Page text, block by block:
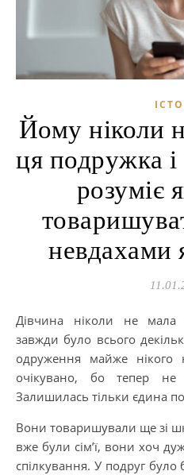
Йому ніколи
ця подружка і
розуміє
невдахами
Дівчина ніколи не мала велику кількість друзів,
завжди було всього
одруження майже
очікувано, бо тепер
Залишилась тільки єдина
Вони товаришували ще зі
вже були сім’ї, вони хоч
спілкування. У подруг було